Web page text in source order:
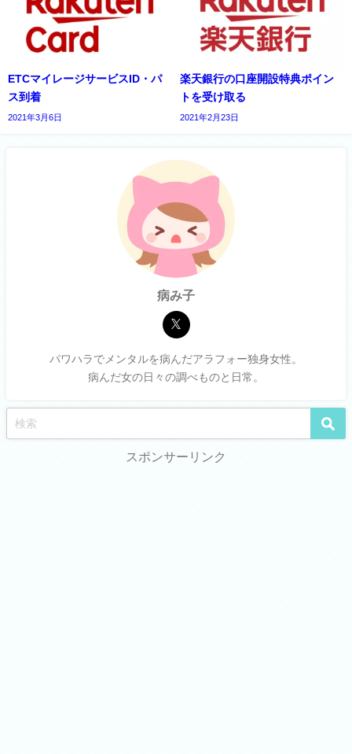
ETCマイレージサービスID・パ
ス到着
2021年3月6日
楽天銀行の口座開設特典ポイン
トを受け取る
2021年2月23日
病み子
パワハラでメンタルを病んだアラフォー独身女性。
病んだ女の日々の調べものと日常。
スポンサーリンク